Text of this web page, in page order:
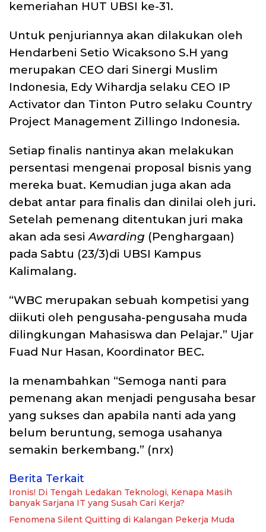
kemeriahan HUT UBSI ke-31.
Untuk penjuriannya akan dilakukan oleh
Hendarbeni Setio Wicaksono S.H yang
merupakan CEO dari Sinergi Muslim
Indonesia, Edy Wihardja selaku CEO IP
Activator dan Tinton Putro selaku Country
Project Management Zillingo Indonesia.
Setiap finalis nantinya akan melakukan
persentasi mengenai proposal bisnis yang
mereka buat. Kemudian juga akan ada
debat antar para finalis dan dinilai oleh juri.
Setelah pemenang ditentukan juri maka
akan ada sesi Awarding (Penghargaan)
pada Sabtu (23/3)di UBSI Kampus
Kalimalang.
“WBC merupakan sebuah kompetisi yang
diikuti oleh pengusaha-pengusaha muda
dilingkungan Mahasiswa dan Pelajar.” Ujar
Fuad Nur Hasan, Koordinator BEC.
Ia menambahkan “Semoga nanti para
pemenang akan menjadi pengusaha besar
yang sukses dan apabila nanti ada yang
belum beruntung, semoga usahanya
semakin berkembang.” (nrx)
Berita Terkait
Ironis! Di Tengah Ledakan Teknologi, Kenapa Masih
banyak Sarjana IT yang Susah Cari Kerja?
Fenomena Silent Quitting di Kalangan Pekerja Muda